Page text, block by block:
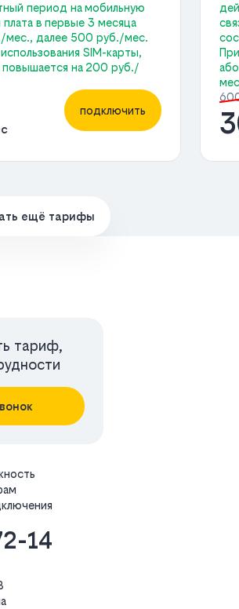
период на мобильную
плата в первые 3 месяца
мес., далее 500 руб./мес.
SIM-карты,
повышается на 200 руб./
подключить
ещё тарифы
тариф,
14